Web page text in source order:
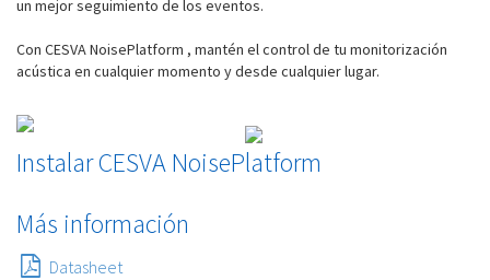
un mejor seguimiento de los eventos.
Con CESVA NoisePlatform , mantén el control de tu monitorización
acústica en cualquier momento y desde cualquier lugar.
Instalar CESVA NoisePlatform
Más información
Datasheet